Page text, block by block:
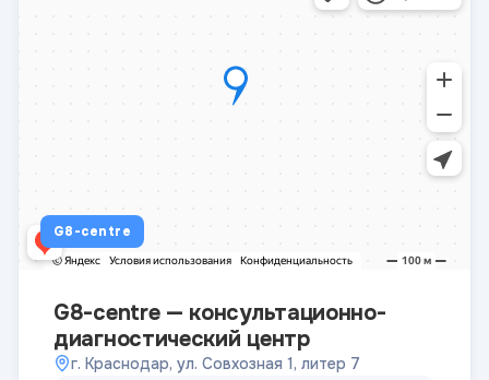
G8-centre
G8-centre — консультационно-
диагностический центр
г. Краснодар, ул. Совхозная 1, литер 7